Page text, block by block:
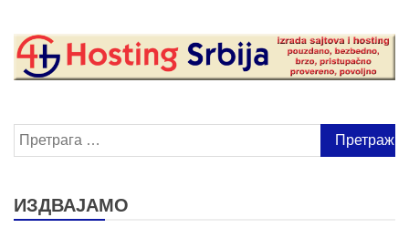
Претрага
за:
ИЗДВАЈАМО